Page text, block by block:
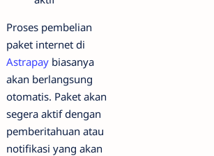
Proses pembelian
paket internet di
Astrapay biasanya
akan berlangsung
otomatis. Paket akan
segera aktif dengan
pemberitahuan atau
notifikasi yang akan